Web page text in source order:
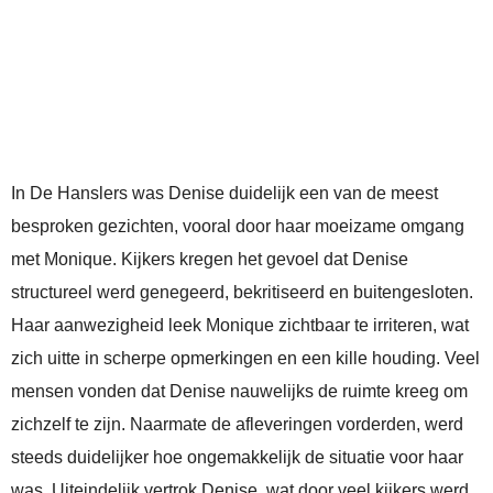
In De Hanslers was Denise duidelijk een van de meest
besproken gezichten, vooral door haar moeizame omgang
met Monique. Kijkers kregen het gevoel dat Denise
structureel werd genegeerd, bekritiseerd en buitengesloten.
Haar aanwezigheid leek Monique zichtbaar te irriteren, wat
zich uitte in scherpe opmerkingen en een kille houding. Veel
mensen vonden dat Denise nauwelijks de ruimte kreeg om
zichzelf te zijn. Naarmate de afleveringen vorderden, werd
steeds duidelijker hoe ongemakkelijk de situatie voor haar